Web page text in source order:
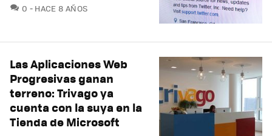
0 COMENTARIOS
HACE 8 AÑOS
Las Aplicaciones Web
Progresivas ganan
terreno: Trivago ya
cuenta con la suya en la
Tienda de Microsoft